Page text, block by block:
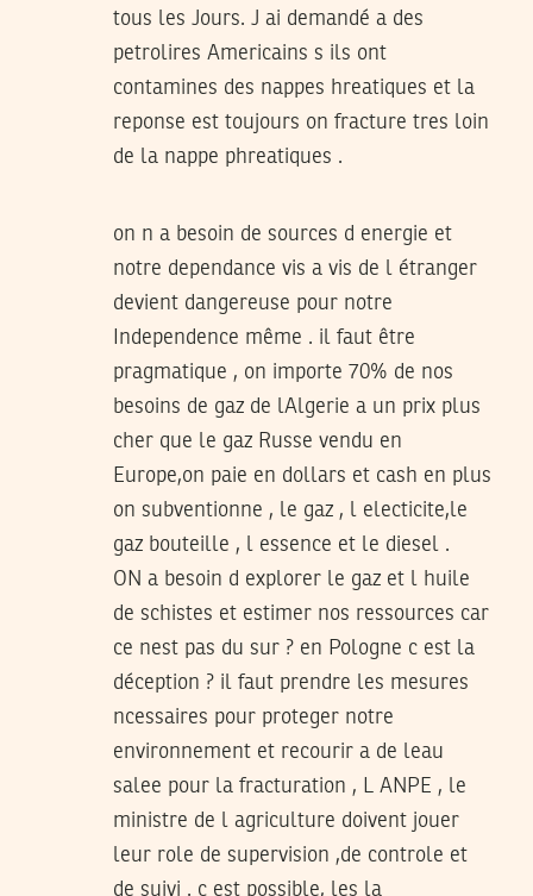
tous les Jours. J ai demandé a des
petrolires Americains s ils ont
contamines des nappes hreatiques et la
reponse est toujours on fracture tres loin
de la nappe phreatiques .
on n a besoin de sources d energie et
notre dependance vis a vis de l étranger
devient dangereuse pour notre
Independence même . il faut être
pragmatique , on importe 70% de nos
besoins de gaz de lAlgerie a un prix plus
cher que le gaz Russe vendu en
Europe,on paie en dollars et cash en plus
on subventionne , le gaz , l electicite,le
gaz bouteille , l essence et le diesel .
ON a besoin d explorer le gaz et l huile
de schistes et estimer nos ressources car
ce nest pas du sur ? en Pologne c est la
déception ? il faut prendre les mesures
ncessaires pour proteger notre
environnement et recourir a de leau
salee pour la fracturation , L ANPE , le
ministre de l agriculture doivent jouer
leur role de supervision ,de controle et
de suivi . c est possible, les la